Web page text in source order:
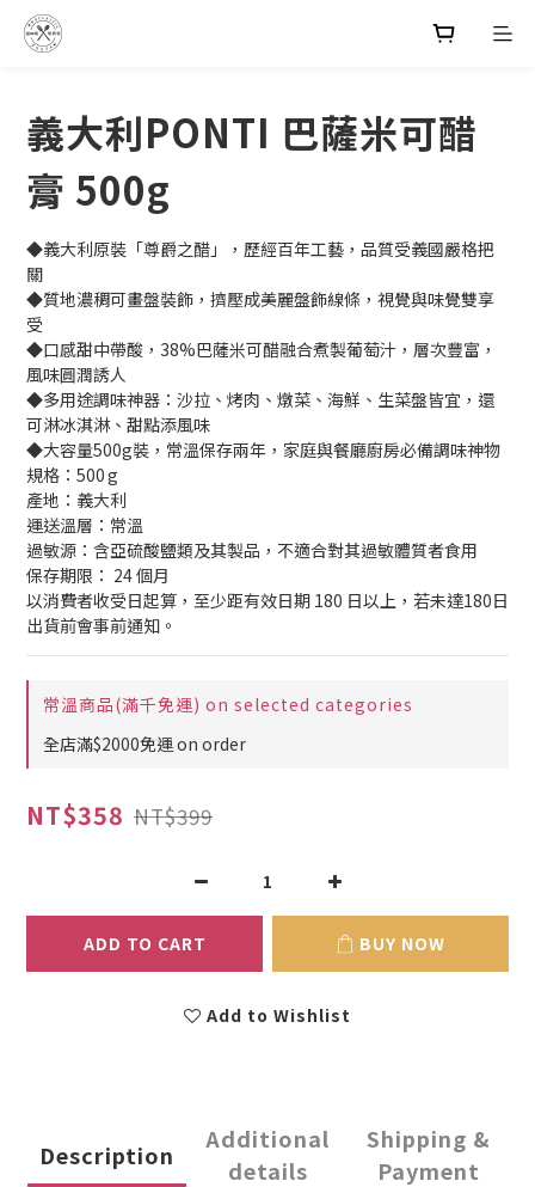
義大利PONTI 巴薩米可醋
膏 500g
◆義大利原裝「尊爵之醋」，歷經百年工藝，品質受義國嚴格把
關
◆質地濃稠可畫盤裝飾，擠壓成美麗盤飾線條，視覺與味覺雙享
受
◆口感甜中帶酸，38%巴薩米可醋融合煮製葡萄汁，層次豐富，
風味圓潤誘人
◆多用途調味神器：沙拉、烤肉、燉菜、海鮮、生菜盤皆宜，還
可淋冰淇淋、甜點添風味
◆大容量500g裝，常溫保存兩年，家庭與餐廳廚房必備調味神物
規格：500 g
產地：義大利
運送溫層：常溫
過敏源：含亞硫酸鹽類及其製品，不適合對其過敏體質者食用
保存期限： 24 個月
以消費者收受日起算，至少距有效日期 180 日以上，若未達180日
出貨前會事前通知。
常溫商品(滿千免運) on selected categories
全店滿$2000免運 on order
NT$358 NT$399
ADD TO CART BUY NOW
Add to Wishlist
Description
Additional
details
Shipping &
Payment